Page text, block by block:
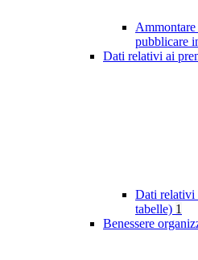
pubblicare
Dati relativi ai
Dati relativi
tabelle) 1
Benessere